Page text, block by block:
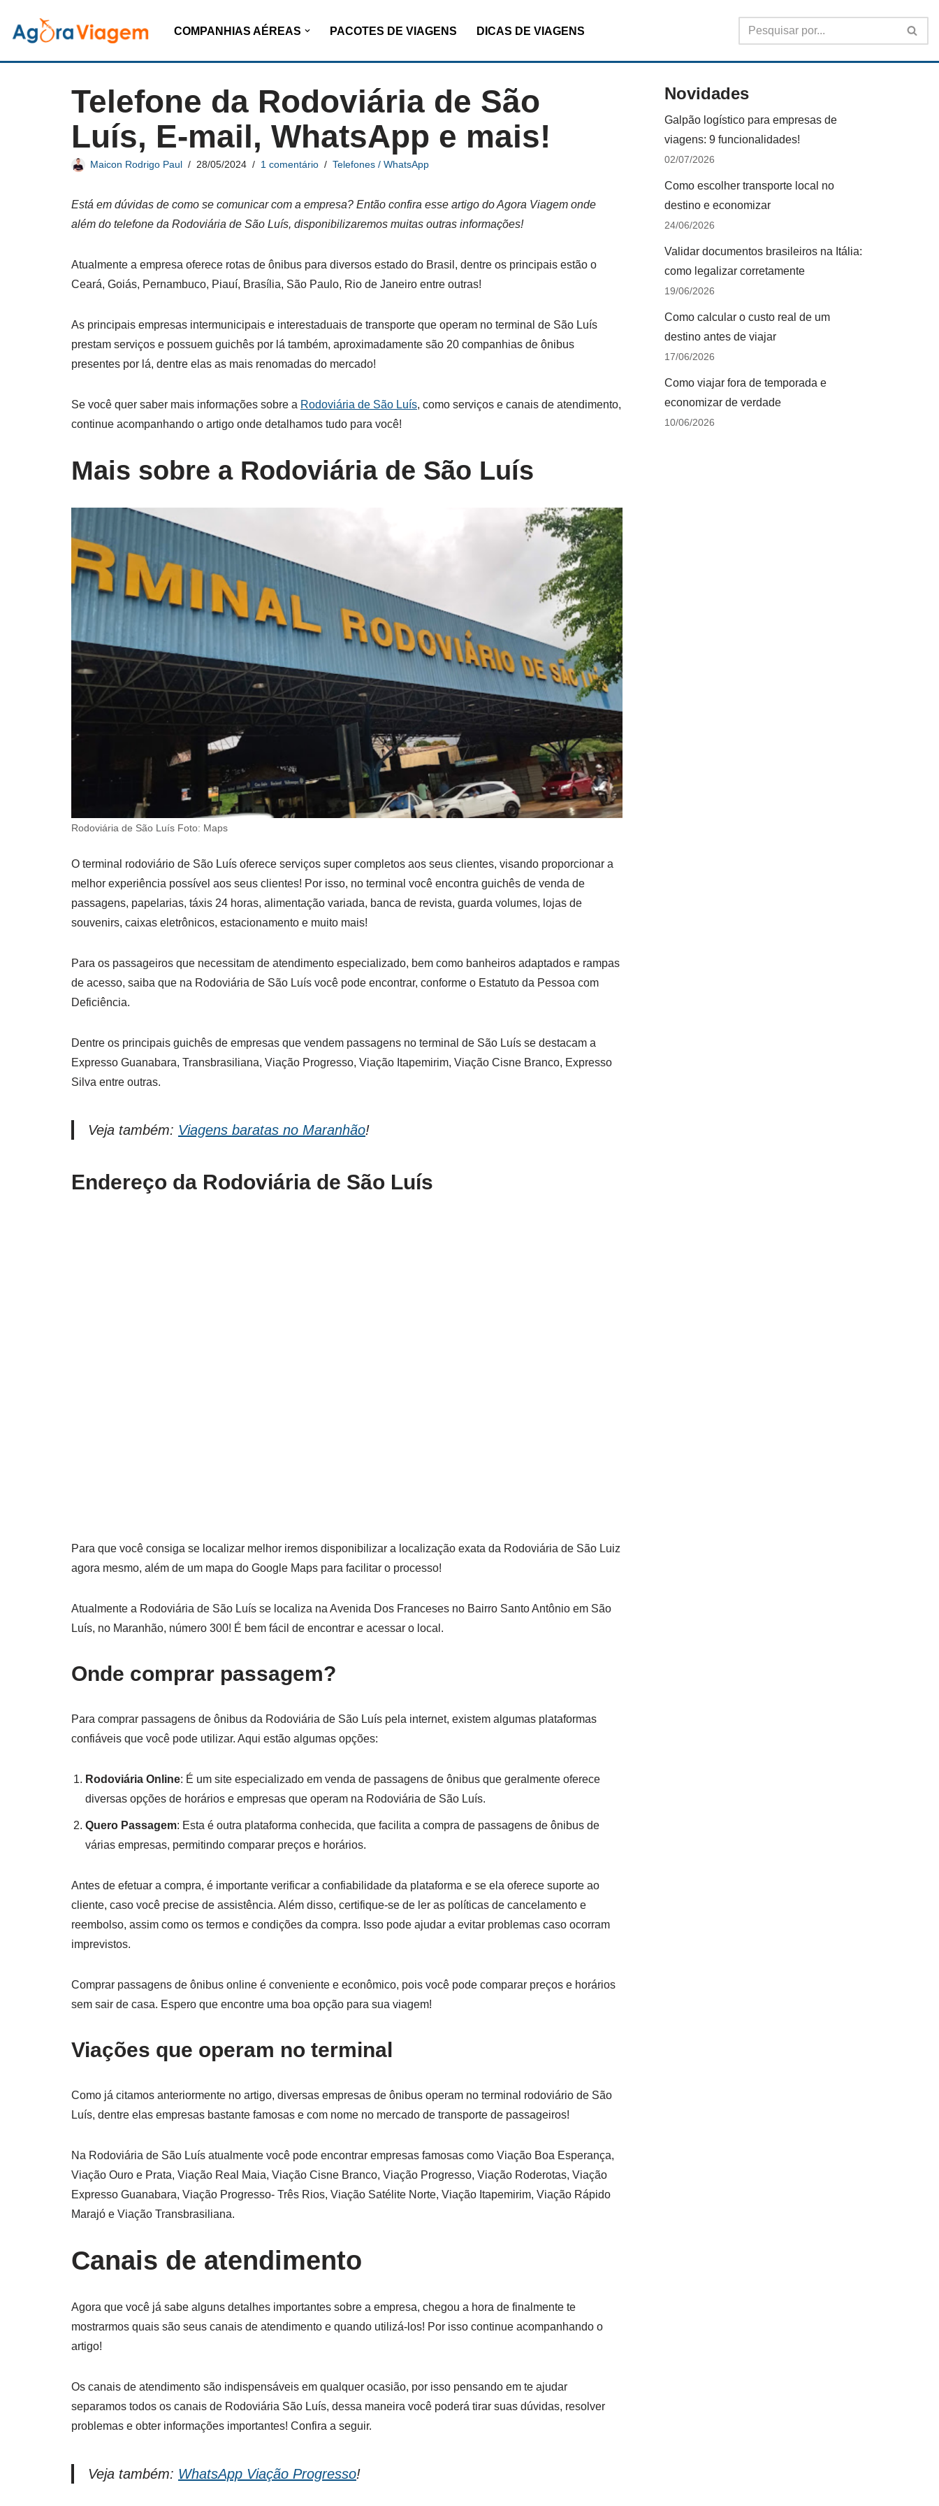
Pular
para
COMPANHIAS AÉREAS PACOTES DE VIAGENS DICAS DE VIAGENS
Telefone da Rodoviária de São
Luís, E-mail, WhatsApp e mais!
Maicon Rodrigo Paul 28/05/2024 1 comentário Telefones / WhatsApp
Está em dúvidas de como se comunicar com a empresa? Então confira esse artigo do Agora Viagem onde
além do telefone da Rodoviária de São Luís, disponibilizaremos muitas outras informações!
Atualmente a empresa oferece rotas de ônibus para diversos estado do Brasil, dentre os principais estão o
Ceará, Goiás, Pernambuco, Piauí, Brasília, São Paulo, Rio de Janeiro entre outras!
As principais empresas intermunicipais e interestaduais de transporte que operam no terminal de São Luís
prestam serviços e possuem guichês por lá também, aproximadamente são 20 companhias de ônibus
presentes por lá, dentre elas as mais renomadas do mercado!
Se você quer saber mais informações sobre a Rodoviária de São Luís, como serviços e canais de atendimento,
continue acompanhando o artigo onde detalhamos tudo para você!
Mais sobre a Rodoviária de São Luís
Rodoviária de São Luís Foto: Maps
O terminal rodoviário de São Luís oferece serviços super completos aos seus clientes, visando proporcionar a
melhor experiência possível aos seus clientes! Por isso, no terminal você encontra guichês de venda de
passagens, papelarias, táxis 24 horas, alimentação variada, banca de revista, guarda volumes, lojas de
souvenirs, caixas eletrônicos, estacionamento e muito mais!
Para os passageiros que necessitam de atendimento especializado, bem como banheiros adaptados e rampas
de acesso, saiba que na Rodoviária de São Luís você pode encontrar, conforme o Estatuto da Pessoa com
Deficiência.
Dentre os principais guichês de empresas que vendem passagens no terminal de São Luís se destacam a
Expresso Guanabara, Transbrasiliana, Viação Progresso, Viação Itapemirim, Viação Cisne Branco, Expresso
Silva entre outras.
Veja também: Viagens baratas no Maranhão!
Endereço da Rodoviária de São Luís
Para que você consiga se localizar melhor iremos disponibilizar a localização exata da Rodoviária de São Luiz
agora mesmo, além de um mapa do Google Maps para facilitar o processo!
Atualmente a Rodoviária de São Luís se localiza na Avenida Dos Franceses no Bairro Santo Antônio em São
Luís, no Maranhão, número 300! É bem fácil de encontrar e acessar o local.
Onde comprar passagem?
Para comprar passagens de ônibus da Rodoviária de São Luís pela internet, existem algumas plataformas
confiáveis que você pode utilizar. Aqui estão algumas opções:
Rodoviária Online: É um site especializado em venda de passagens de ônibus que geralmente oferece
diversas opções de horários e empresas que operam na Rodoviária de São Luís.
Quero Passagem: Esta é outra plataforma conhecida, que facilita a compra de passagens de ônibus de
várias empresas, permitindo comparar preços e horários.
Antes de efetuar a compra, é importante verificar a confiabilidade da plataforma e se ela oferece suporte ao
cliente, caso você precise de assistência. Além disso, certifique-se de ler as políticas de cancelamento e
reembolso, assim como os termos e condições da compra. Isso pode ajudar a evitar problemas caso ocorram
imprevistos.
Comprar passagens de ônibus online é conveniente e econômico, pois você pode comparar preços e horários
sem sair de casa. Espero que encontre uma boa opção para sua viagem!
Viações que operam no terminal
Como já citamos anteriormente no artigo, diversas empresas de ônibus operam no terminal rodoviário de São
Luís, dentre elas empresas bastante famosas e com nome no mercado de transporte de passageiros!
Na Rodoviária de São Luís atualmente você pode encontrar empresas famosas como Viação Boa Esperança,
Viação Ouro e Prata, Viação Real Maia, Viação Cisne Branco, Viação Progresso, Viação Roderotas, Viação
Expresso Guanabara, Viação Progresso- Três Rios, Viação Satélite Norte, Viação Itapemirim, Viação Rápido
Marajó e Viação Transbrasiliana.
Canais de atendimento
Agora que você já sabe alguns detalhes importantes sobre a empresa, chegou a hora de finalmente te
mostrarmos quais são seus canais de atendimento e quando utilizá-los! Por isso continue acompanhando o
artigo!
Os canais de atendimento são indispensáveis em qualquer ocasião, por isso pensando em te ajudar
separamos todos os canais de Rodoviária São Luís, dessa maneira você poderá tirar suas dúvidas, resolver
problemas e obter informações importantes! Confira a seguir.
Veja também: WhatsApp Viação Progresso!
Novidades
Galpão logístico para empresas de
viagens: 9 funcionalidades!
02/07/2026
Como escolher transporte local no
destino e economizar
24/06/2026
Validar documentos brasileiros na Itália:
como legalizar corretamente
19/06/2026
Como calcular o custo real de um
destino antes de viajar
17/06/2026
Como viajar fora de temporada e
economizar de verdade
10/06/2026